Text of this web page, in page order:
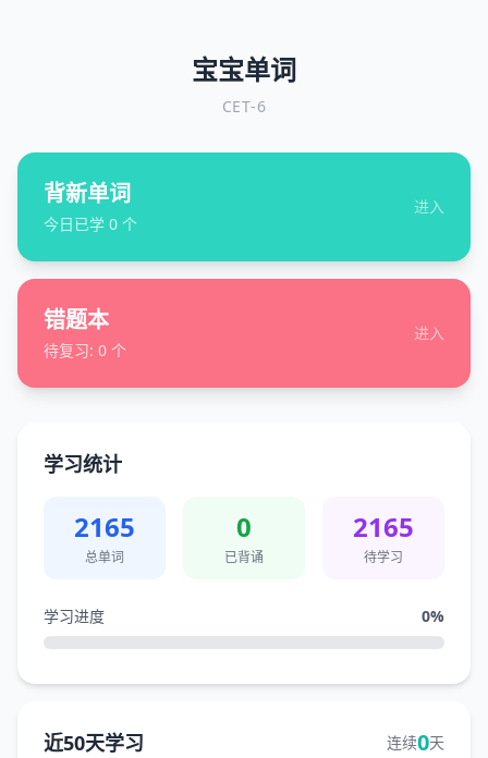
宝宝单词
CET-6
背新单词
今日已学 0 个
进入
错题本
待复习: 0 个
进入
学习统计
2165
总单词
0
已背诵
2165
待学习
学习进度 0%
近50天学习 连续0天